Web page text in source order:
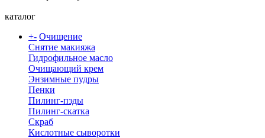
каталог
+- Очищение
Снятие макияжа
Гидрофильное масло
Очищающий крем
Энзимные пудры
Пенки
Пилинг-пэды
Пилинг-скатка
Скраб
Кислотные сыворотки